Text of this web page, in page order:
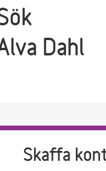
Dahl
Skaffa